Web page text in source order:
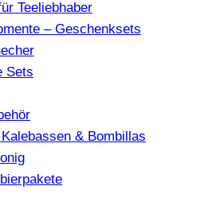
Teeliebhaber
– Geschenksets
Sets
& Bombillas